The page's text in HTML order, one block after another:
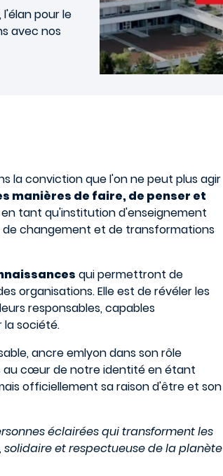
pour le
avec nos
la conviction que l'on ne peut plus agir
manières de faire, de penser et
tant qu'institution d'enseignement
changement et de transformations
qui permettront de
organisations. Elle est de révéler les
responsables, capables
société.
ancre emlyon dans son rôle
au cœur de notre identité en étant
officiellement sa raison d'être et son
éclairées qui transforment les
et respectueuse de la planète